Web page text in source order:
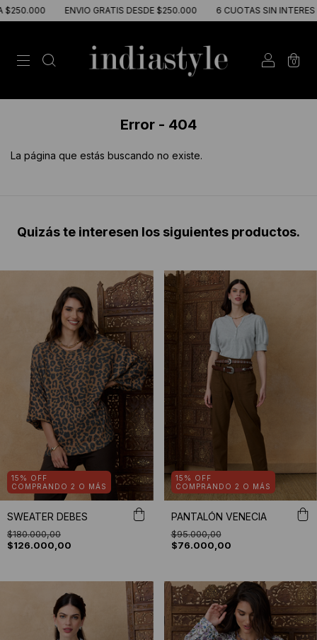
ENVIO GRATIS DESDE $250.000 6 CUOTAS SIN INTERES
0
Error - 404
La página que estás buscando no existe.
Quizás te interesen los siguientes productos.
15% OFF
COMPRANDO 2 O MÁS
SWEATER DEBES
$180.000,00
$126.000,00
15% OFF
COMPRANDO 2 O MÁS
PANTALÓN VENECIA
$95.000,00
$76.000,00